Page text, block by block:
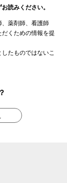
読みください。
、薬剤師、看護師
くための情報を提
たものではないこ